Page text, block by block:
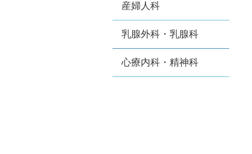
産婦人科
乳腺外科・乳腺科
心療内科・精神科